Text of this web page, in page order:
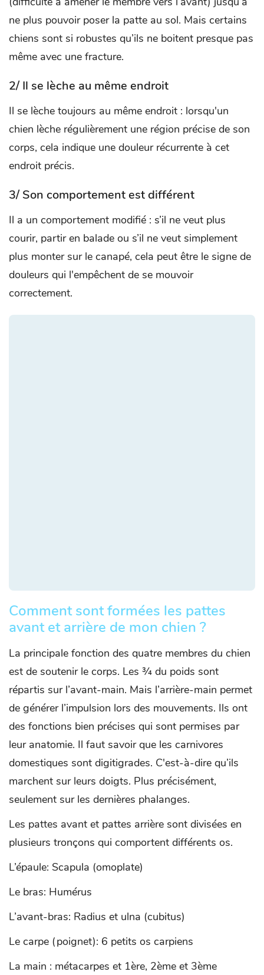
ne plus pouvoir poser la patte au sol. Mais certains
chiens sont si robustes qu’ils ne boitent presque pas
même avec une fracture.
2/ Il se lèche au même endroit
Il se lèche toujours au même endroit : lorsqu'un
chien lèche régulièrement une région précise de son
corps, cela indique une douleur récurrente à cet
endroit précis.
3/ Son comportement est différent
Il a un comportement modifié : s’il ne veut plus
courir, partir en balade ou s’il ne veut simplement
plus monter sur le canapé, cela peut être le signe de
douleurs qui l'empêchent de se mouvoir
correctement.
Comment sont formées les pattes
avant et arrière de mon chien ?
La principale fonction des quatre membres du chien
est de soutenir le corps. Les ¾ du poids sont
répartis sur l’avant-main. Mais l’arrière-main permet
de générer l’impulsion lors des mouvements. Ils ont
des fonctions bien précises qui sont permises par
leur anatomie. Il faut savoir que les carnivores
domestiques sont digitigrades. C'est-à-dire qu’ils
marchent sur leurs doigts. Plus précisément,
seulement sur les dernières phalanges.
Les pattes avant et pattes arrière sont divisées en
plusieurs tronçons qui comportent différents os.
L’épaule: Scapula (omoplate)
Le bras: Humérus
L’avant-bras: Radius et ulna (cubitus)
Le carpe (poignet): 6 petits os carpiens
La main : métacarpes et 1ère, 2ème et 3ème